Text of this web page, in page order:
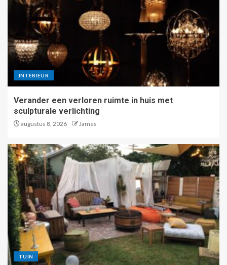
INTERIEUR
Verander een verloren ruimte in huis met
sculpturale verlichting
augustus 8, 2026 James
TUIN